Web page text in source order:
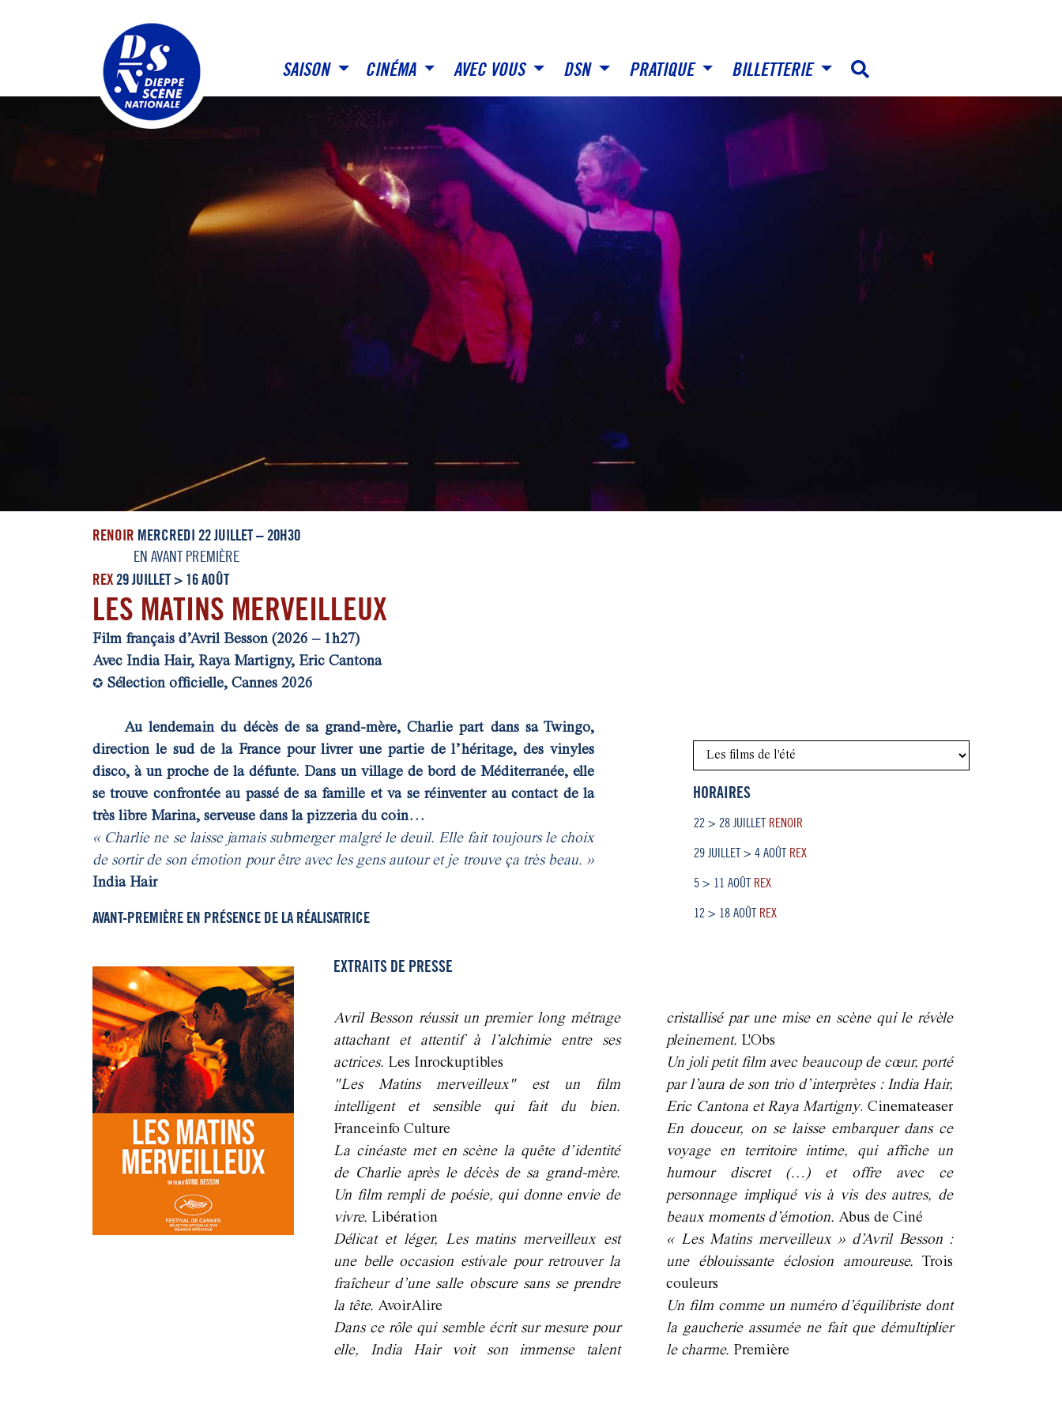
SAISON CINÉMA AVEC VOUS DSN PRATIQUE BILLETTERIE
RENOIR MERCREDI 22 JUILLET – 20H30
EN AVANT PREMIÈRE
REX29 JUILLET > 16 AOÛT
LES MATINS MERVEILLEUX
Film français d’Avril Besson (2026 – 1h27)
Avec India Hair, Raya Martigny, Eric Cantona
✪ Sélection officielle, Cannes 2026
Au lendemain du décès de sa grand-mère, Charlie part dans sa Twingo,
direction le sud de la France pour livrer une partie de l’héritage, des vinyles
disco, à un proche de la défunte. Dans un village de bord de Méditerranée, elle
se trouve confrontée au passé de sa famille et va se réinventer au contact de la
très libre Marina, serveuse dans la pizzeria du coin…
« Charlie ne se laisse jamais submerger malgré le deuil. Elle fait toujours le choix
de sortir de son émotion pour être avec les gens autour et je trouve ça très beau. »
India Hair
AVANT-PREMIÈRE EN PRÉSENCE DE LA RÉALISATRICE
HORAIRES
22 > 28 JUILLET RENOIR
29 JUILLET > 4 AOÛT REX
5 > 11 AOÛT REX
12 > 18 AOÛT REX
EXTRAITS DE PRESSE
Avril Besson réussit un premier long métrage
attachant et attentif à l’alchimie entre ses
actrices. Les Inrockuptibles
"Les Matins merveilleux" est un film
intelligent et sensible qui fait du bien.
Franceinfo Culture
La cinéaste met en scène la quête d’identité
de Charlie après le décès de sa grand-mère.
Un film rempli de poésie, qui donne envie de
vivre. Libération
Délicat et léger, Les matins merveilleux est
une belle occasion estivale pour retrouver la
fraîcheur d’une salle obscure sans se prendre
la tête. AvoirAlire
Dans ce rôle qui semble écrit sur mesure pour
elle, India Hair voit son immense talent
cristallisé par une mise en scène qui le révèle
pleinement. L'Obs
Un joli petit film avec beaucoup de cœur, porté
par l’aura de son trio d’interprètes : India Hair,
Eric Cantona et Raya Martigny. Cinemateaser
En douceur, on se laisse embarquer dans ce
voyage en territoire intime, qui affiche un
humour discret (…) et offre avec ce
personnage impliqué vis à vis des autres, de
beaux moments d’émotion.Abus de Ciné
« Les Matins merveilleux » d’Avril Besson :
une éblouissante éclosion amoureuse.Trois
couleurs
Un film comme un numéro d’équilibriste dont
la gaucherie assumée ne fait que démultiplier
le charme. Première